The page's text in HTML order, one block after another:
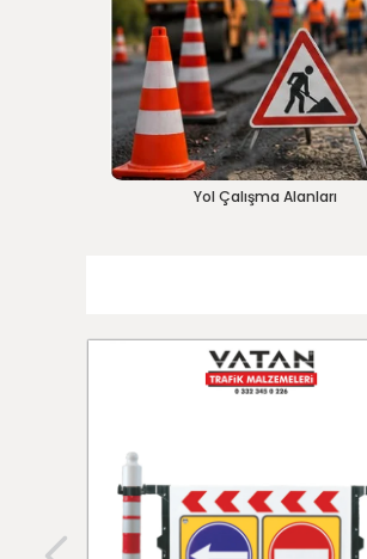
Yol Çalışma Alanları